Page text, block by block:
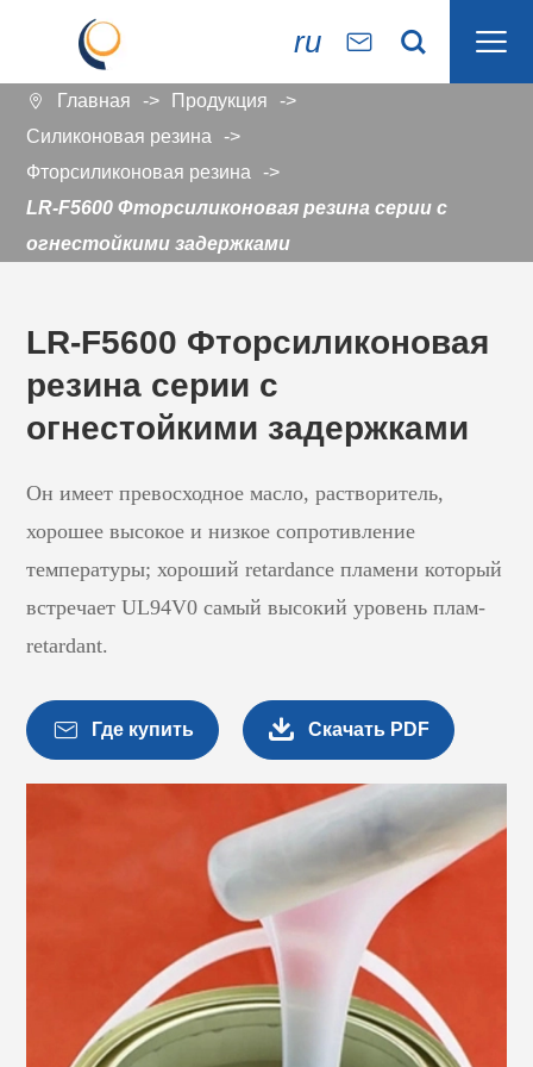
ru   
 Главная
Продукция
Силиконовая резина
Фторсиликоновая резина
LR-F5600 Фторсиликоновая резина серии с
огнестойкими задержками
LR-F5600 Фторсиликоновая
резина серии с
огнестойкими задержками
Он имеет превосходное масло, растворитель,
хорошее высокое и низкое сопротивление
температуры; хороший retardance пламени который
встречает UL94V0 самый высокий уровень плам-
retardant.
 Где купить  Скачать PDF